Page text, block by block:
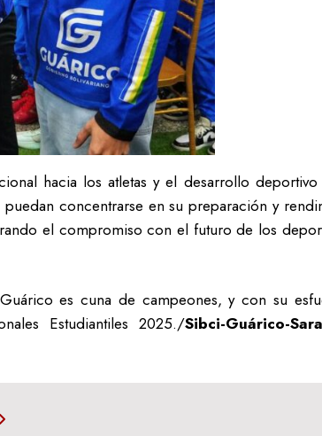
hacia los atletas y el desarrollo
concentrarse en su preparación y
el compromiso con el futuro de los
es cuna de campeones, y con su
Estudiantiles 2025./Sibci-Guárico-